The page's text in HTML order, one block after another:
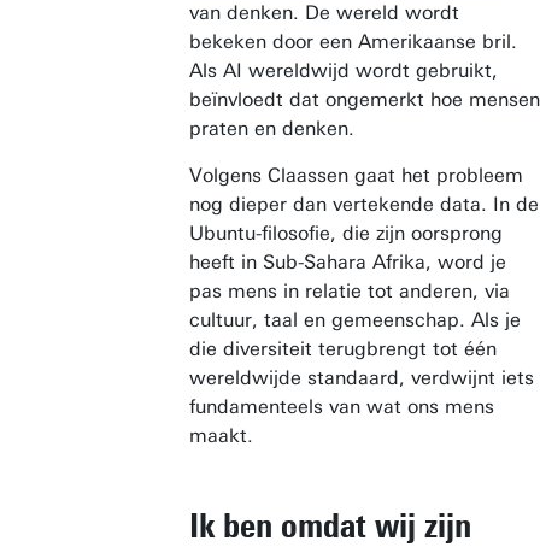
van denken. De wereld wordt
bekeken door een Amerikaanse bril.
Als AI wereldwijd wordt gebruikt,
beïnvloedt dat ongemerkt hoe mensen
praten en denken.
Volgens Claassen gaat het probleem
nog dieper dan vertekende data. In de
Ubuntu-filosofie, die zijn oorsprong
heeft in Sub-Sahara Afrika, word je
pas mens in relatie tot anderen, via
cultuur, taal en gemeenschap. Als je
die diversiteit terugbrengt tot één
wereldwijde standaard, verdwijnt iets
fundamenteels van wat ons mens
maakt.
Ik ben omdat wij zijn